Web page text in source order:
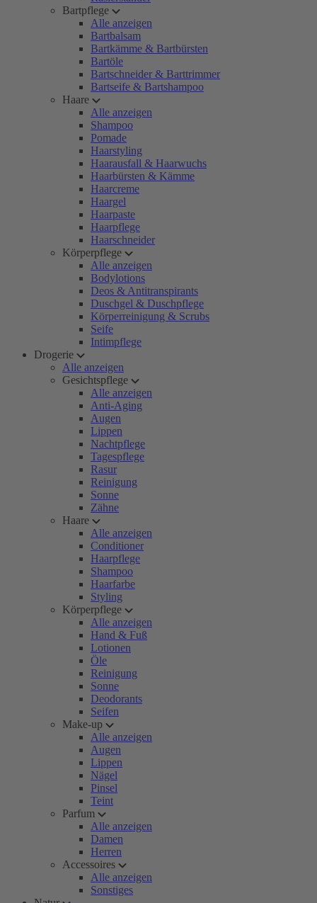
Bartpflege
Alle anzeigen
Bartbalsam
Bartkämme & Bartbürsten
Bartöle
Bartschneider & Barttrimmer
Bartseife & Bartshampoo
Haare
Alle anzeigen
Shampoo
Pomade
Haarstyling
Haarausfall & Haarwuchs
Haarbürsten & Kämme
Haarcreme
Haargel
Haarpaste
Haarpflege
Haarschneider
Körperpflege
Alle anzeigen
Bodylotions
Deos & Antitranspirants
Duschgel & Duschpflege
Körperreinigung & Scrubs
Seife
Intimpflege
Drogerie
Alle anzeigen
Gesichtspflege
Alle anzeigen
Anti-Aging
Augen
Lippen
Nachtpflege
Tagespflege
Rasur
Reinigung
Sonne
Zähne
Haare
Alle anzeigen
Conditioner
Haarpflege
Shampoo
Haarfarbe
Styling
Körperpflege
Alle anzeigen
Hand & Fuß
Lotionen
Öle
Reinigung
Sonne
Deodorants
Seifen
Make-up
Alle anzeigen
Augen
Lippen
Nägel
Pinsel
Teint
Parfum
Alle anzeigen
Damen
Herren
Accessoires
Alle anzeigen
Sonstiges